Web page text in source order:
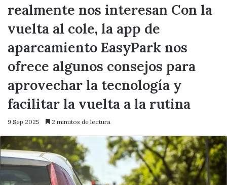
realmente nos interesan Con la
vuelta al cole, la app de
aparcamiento EasyPark nos
ofrece algunos consejos para
aprovechar la tecnología y
facilitar la vuelta a la rutina
9 Sep 2025 2 minutos de lectura